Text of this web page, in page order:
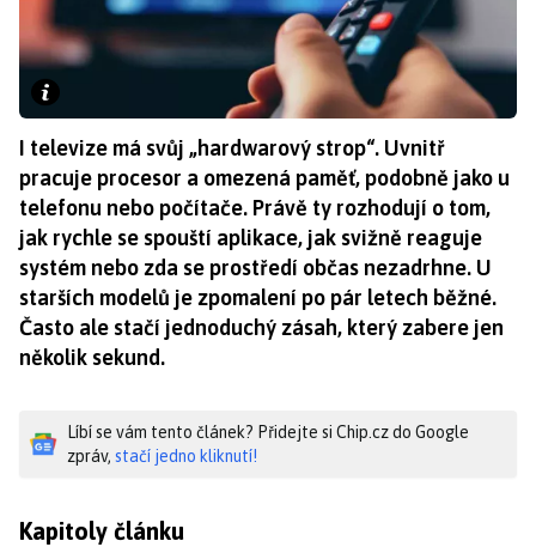
I televize má svůj „hardwarový strop“. Uvnitř
pracuje procesor a omezená paměť, podobně jako u
telefonu nebo počítače. Právě ty rozhodují o tom,
jak rychle se spouští aplikace, jak svižně reaguje
systém nebo zda se prostředí občas nezadrhne. U
starších modelů je zpomalení po pár letech běžné.
Často ale stačí jednoduchý zásah, který zabere jen
několik sekund.
Líbí se vám tento článek? Přidejte si Chip.cz do Google
zpráv, stačí jedno kliknutí!
Kapitoly článku